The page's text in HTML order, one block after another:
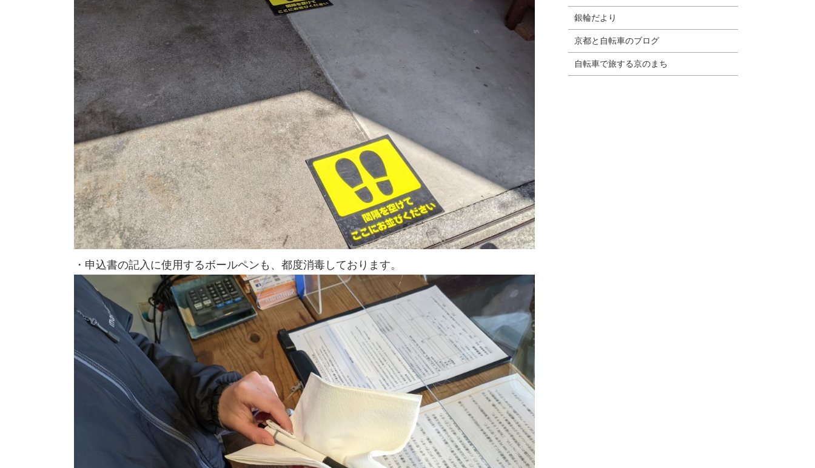
・申込書の記入に使用するボールペンも、都度消毒しております。
銀輪だより
京都と自転車のブログ
自転車で旅する京のまち